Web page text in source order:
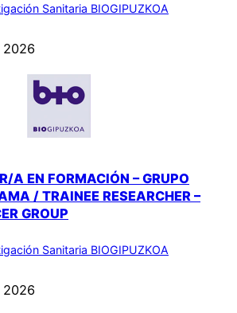
Sanitaria BIOGIPUZKOA
A EN FORMACIÓN – GRUPO
/ TRAINEE RESEARCHER –
GROUP
Sanitaria BIOGIPUZKOA